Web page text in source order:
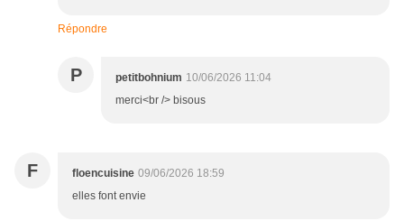
Répondre
P petitbohnium 10/06/2026 11:04
merci<br /> bisous
F floencuisine 09/06/2026 18:59
elles font envie